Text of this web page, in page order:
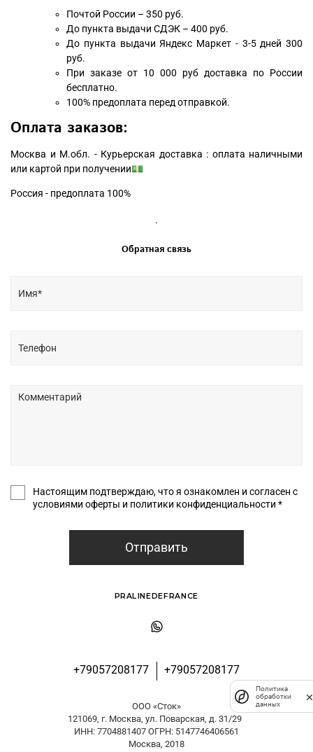
Почтой России – 350 руб.
До пункта выдачи СДЭК – 400 руб.
До пункта выдачи Яндекс Маркет - 3-5 дней 300
руб.
При заказе от 10 000 руб доставка по России
бесплатно.
100% предоплата перед отправкой.
Оплата заказов:
Москва и М.обл. - Курьерская доставка : оплата наличными
или картой при получении💵
Россия - предоплата 100%
.
Обратная связь
Настоящим подтверждаю, что я ознакомлен и согласен с
условиями оферты и политики конфиденциальности *
Отправить
+79057208177 +79057208177
PRALINEDEFRANCE
ООО «Сток»
121069, г. Москва, ул. Поварская, д. 31/29
ИНН: 7704881407 ОГРН: 5147746406561
Москва, 2018
Политика
обработки
данных